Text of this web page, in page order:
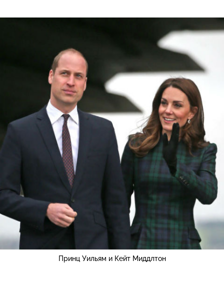
Принц Уильям и Кейт Миддлтон